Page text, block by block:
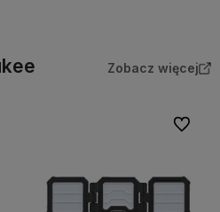
Zobacz więcej
Do